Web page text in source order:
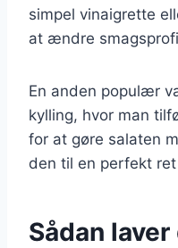
simpel vinaigrette
at ændre
En anden populær
kylling, hvor man
for at gøre salaten
den til en perfekt
Sådan